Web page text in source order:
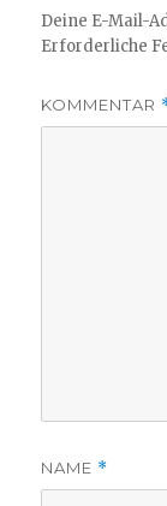
Deine E-Mail-
Erforderliche
KOMMENTAR
NAME *